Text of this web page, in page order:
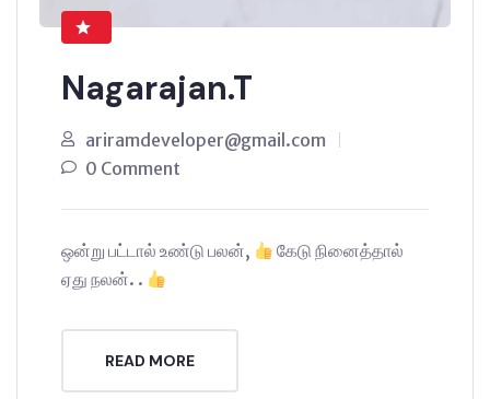
Nagarajan.T
ariramdeveloper@gmail.com
0 Comment
ஒன்று பட்டால் உண்டு பலன்,
கேடு நினைத்தால்
ஏது நலன். .
READ MORE